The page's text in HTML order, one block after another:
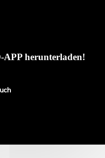
herunterladen!